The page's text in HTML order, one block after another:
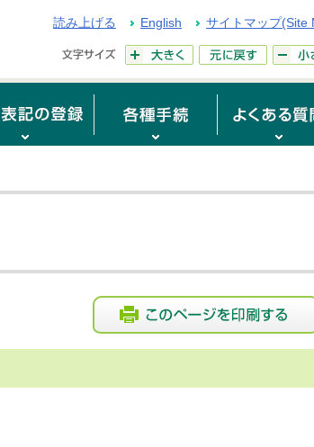
読み上げる English サイトマップ(Site